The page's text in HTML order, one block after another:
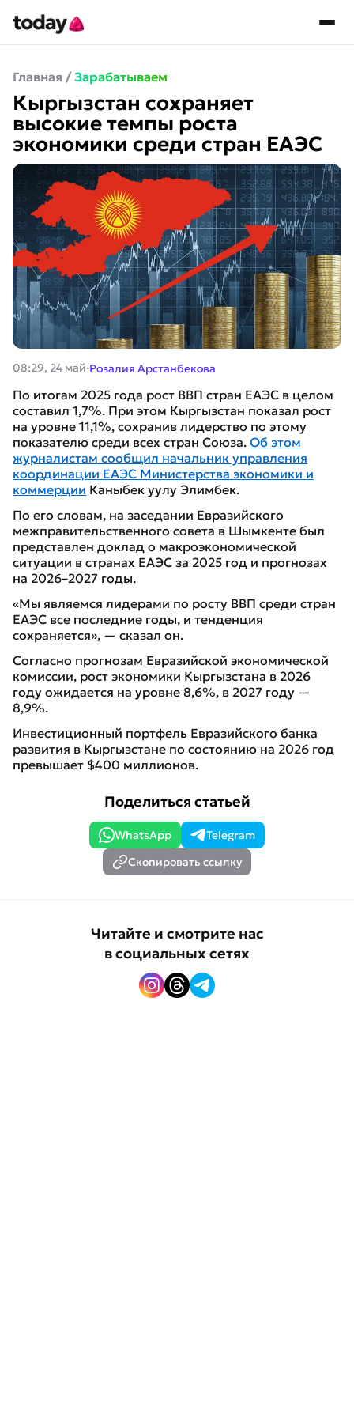
Главная / Зарабатываем
Кыргызстан сохраняет
высокие темпы роста
экономики среди стран ЕАЭС
08:29, 24 май·Розалия Арстанбекова
По итогам 2025 года рост ВВП стран ЕАЭС в целом
составил 1,7%. При этом Кыргызстан показал рост
на уровне 11,1%, сохранив лидерство по этому
показателю среди всех стран Союза. Об этом
журналистам сообщил начальник управления
координации ЕАЭС Министерства экономики и
коммерции Каныбек уулу Элимбек.
По его словам, на заседании Евразийского
межправительственного совета в Шымкенте был
представлен доклад о макроэкономической
ситуации в странах ЕАЭС за 2025 год и прогнозах
на 2026–2027 годы.
«Мы являемся лидерами по росту ВВП среди стран
ЕАЭС все последние годы, и тенденция
сохраняется», — сказал он.
Согласно прогнозам Евразийской экономической
комиссии, рост экономики Кыргызстана в 2026
году ожидается на уровне 8,6%, в 2027 году —
8,9%.
Инвестиционный портфель Евразийского банка
развития в Кыргызстане по состоянию на 2026 год
превышает $400 миллионов.
Поделиться статьей
WhatsApp
Telegram
Скопировать ссылку
Читайте и смотрите нас
в социальных сетях